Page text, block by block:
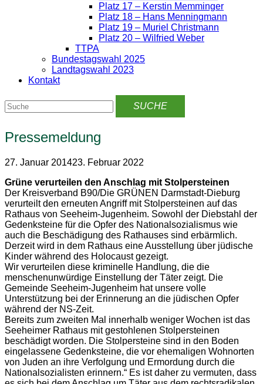
Platz 17 – Kerstin Memminger
Platz 18 – Hans Menningmann
Platz 19 – Muriel Christmann
Platz 20 – Wilfried Weber
TTPA
Bundestagswahl 2025
Landtagswahl 2023
Kontakt
Pressemeldung
27. Januar 201423. Februar 2022
Grüne verurteilen den Anschlag mit Stolpersteinen
Der Kreisverband B90/Die GRÜNEN Darmstadt-Dieburg
verurteilt den erneuten Angriff mit Stolpersteinen auf das
Rathaus von Seeheim-Jugenheim. Sowohl der Diebstahl der
Gedenksteine für die Opfer des Nationalsozialismus wie
auch die Beschädigung des Rathauses sind erbärmlich.
Derzeit wird in dem Rathaus eine Ausstellung über jüdische
Kinder während des Holocaust gezeigt.
Wir verurteilen diese kriminelle Handlung, die die
menschenunwürdige Einstellung der Täter zeigt. Die
Gemeinde Seeheim-Jugenheim hat unsere volle
Unterstützung bei der Erinnerung an die jüdischen Opfer
während der NS-Zeit.
Bereits zum zweiten Mal innerhalb weniger Wochen ist das
Seeheimer Rathaus mit gestohlenen Stolpersteinen
beschädigt worden. Die Stolpersteine sind in den Boden
eingelassene Gedenksteine, die vor ehemaligen Wohnorten
von Juden an ihre Verfolgung und Ermordung durch die
Nationalsozialisten erinnern.“ Es ist daher zu vermuten, dass